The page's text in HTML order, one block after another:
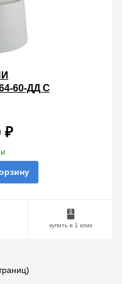
60-ДД С
₽
купить в 1 клик